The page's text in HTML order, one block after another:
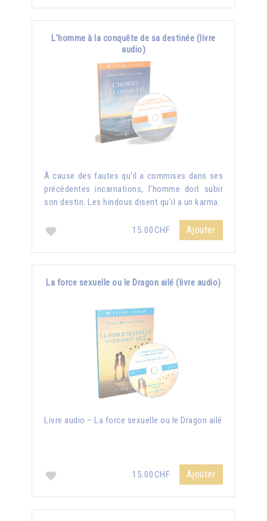
L’homme à la conquête de sa destinée (livre
audio)
À cause des fautes qu’il a commises dans ses
précédentes incarnations, l’homme doit subir
son destin. Les hindous disent qu’il a un karma.
15.00CHF Ajouter
La force sexuelle ou le Dragon ailé (livre audio)
Livre audio – La force sexuelle ou le Dragon ailé
15.00CHF Ajouter